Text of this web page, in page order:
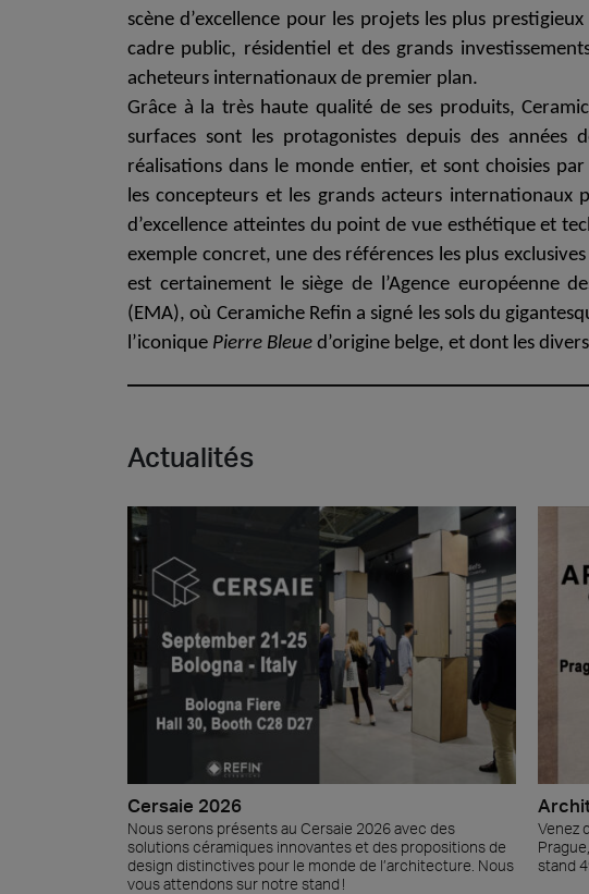
Unconventional
Cersaie 2026
Nous serons présents
céramiques
distinctives pour le
attendons sur notre
Architect at Work
Lyon 2026
scène d’excellence pour les projets les plus prestigieux
cadre public, résidentiel et des grands
acheteurs internationaux de premier plan.
Grâce à la très haute qualité de ses produits,
surfaces sont les protagonistes depuis des années
réalisations dans le monde entier, et sont choisies par
les concepteurs et les grands acteurs internationaux
d’excellence atteintes du point de vue esthétique et
exemple concret, une des références les plus
est certainement le siège de l’Agence européenne
(EMA), où Ceramiche Refin a signé les sols du
l’iconique Pierre Bleue d’origine belge, et dont les
Actualités
Cersaie 2026
Nous serons présents au Cersaie 2026 avec des
solutions céramiques innovantes et des propositions de
design distinctives pour le monde de l’architecture. Nous
vous attendons sur notre stand !
Venez
stand